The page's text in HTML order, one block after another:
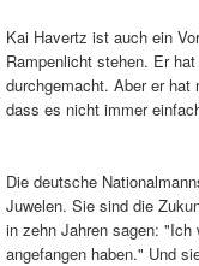
Kai Havertz ist auch ein
Rampenlicht stehen. Er
durchgemacht. Aber er hat
dass es nicht immer
Die deutsche
Juwelen. Sie sind die
in zehn Jahren sagen:
angefangen haben." Und